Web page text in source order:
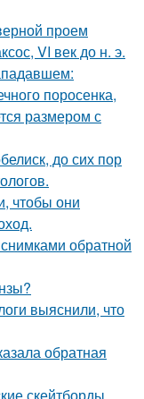
проем
VI век до н. э.
поросенка,
размером с
до сих пор
чтобы они
обратной
выяснили, что
обратная